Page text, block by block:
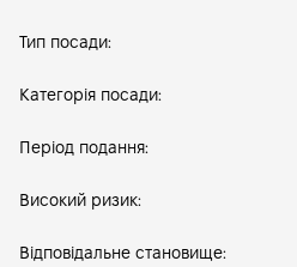
Тип посади:
Категорія посади:
Період подання:
Високий ризик:
Відповідальне становище: